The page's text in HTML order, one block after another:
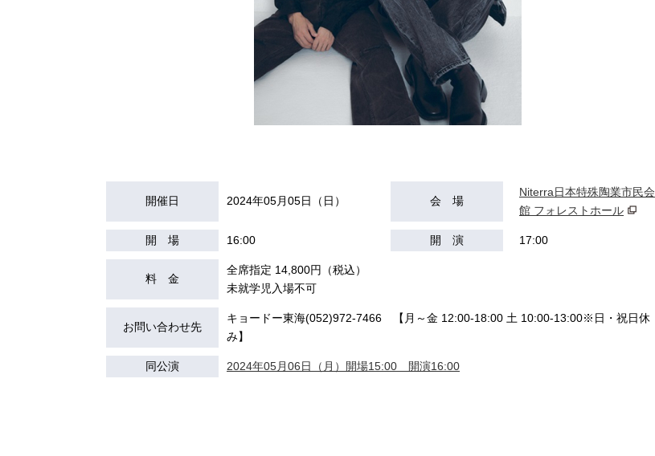
開催日 2024年05月05日（日） 会 場
Niterra日本特殊陶業市民会
館 フォレストホール
開 場 16:00 開 演 17:00
料 金
全席指定 14,800円（税込）
未就学児⼊場不可
お問い合わせ先
キョードー東海(052)972-7466 【月～金 12:00-18:00 土 10:00-13:00※日・祝日休
み】
同公演 2024年05月06日（月）開場15:00 開演16:00